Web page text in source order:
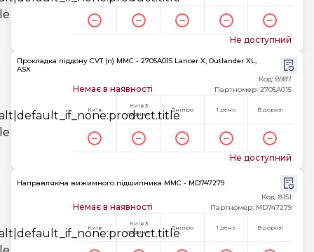
Не доступний
Прокладка піддону CVT (п) MMC - 2705A015 Lancer X, Outlander XL,
ASX
Немає в наявності
Код: 8987
Партномер: 2705A015
Київ
Київ 3
години
Дніпро 1 день В дорозі
Не доступний
Направляюча вижимного підшипника MMC - MD747279
Немає в наявності
Код: 8151
Партномер: MD747279
Київ
Київ 3
години
Дніпро 1 день В дорозі